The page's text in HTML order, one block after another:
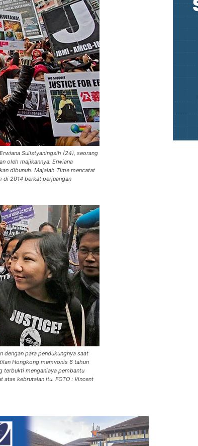
Sulistyaningsih (24), seorang
oleh majikannya. Erwiana
dibunuh. Majalah Time mencatat
di 2014 berkat perjuangan
dengan para pendukungnya saat
Hongkong memvonis 6 tahun
terbukti menganiaya pembantu
atas kebrutalan itu. FOTO : Vincent